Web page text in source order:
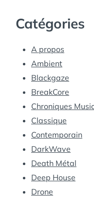
Catégories
A propos
Ambient
Blackgaze
BreakCore
Chroniques
Classique
Contemporain
DarkWave
Death Métal
Deep House
Drone